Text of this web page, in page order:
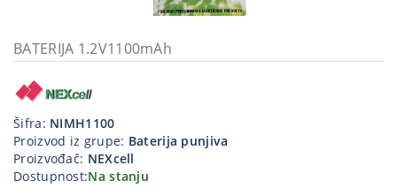
priključci
Kućna
tehnika
Poslovna
oprema,računari
BATERIJA 1.2V1100mAh
Šifra: NIMH1100
Proizvod iz grupe: Baterija punjiva
Proizvođač: NEXcell
Dostupnost:Na stanju